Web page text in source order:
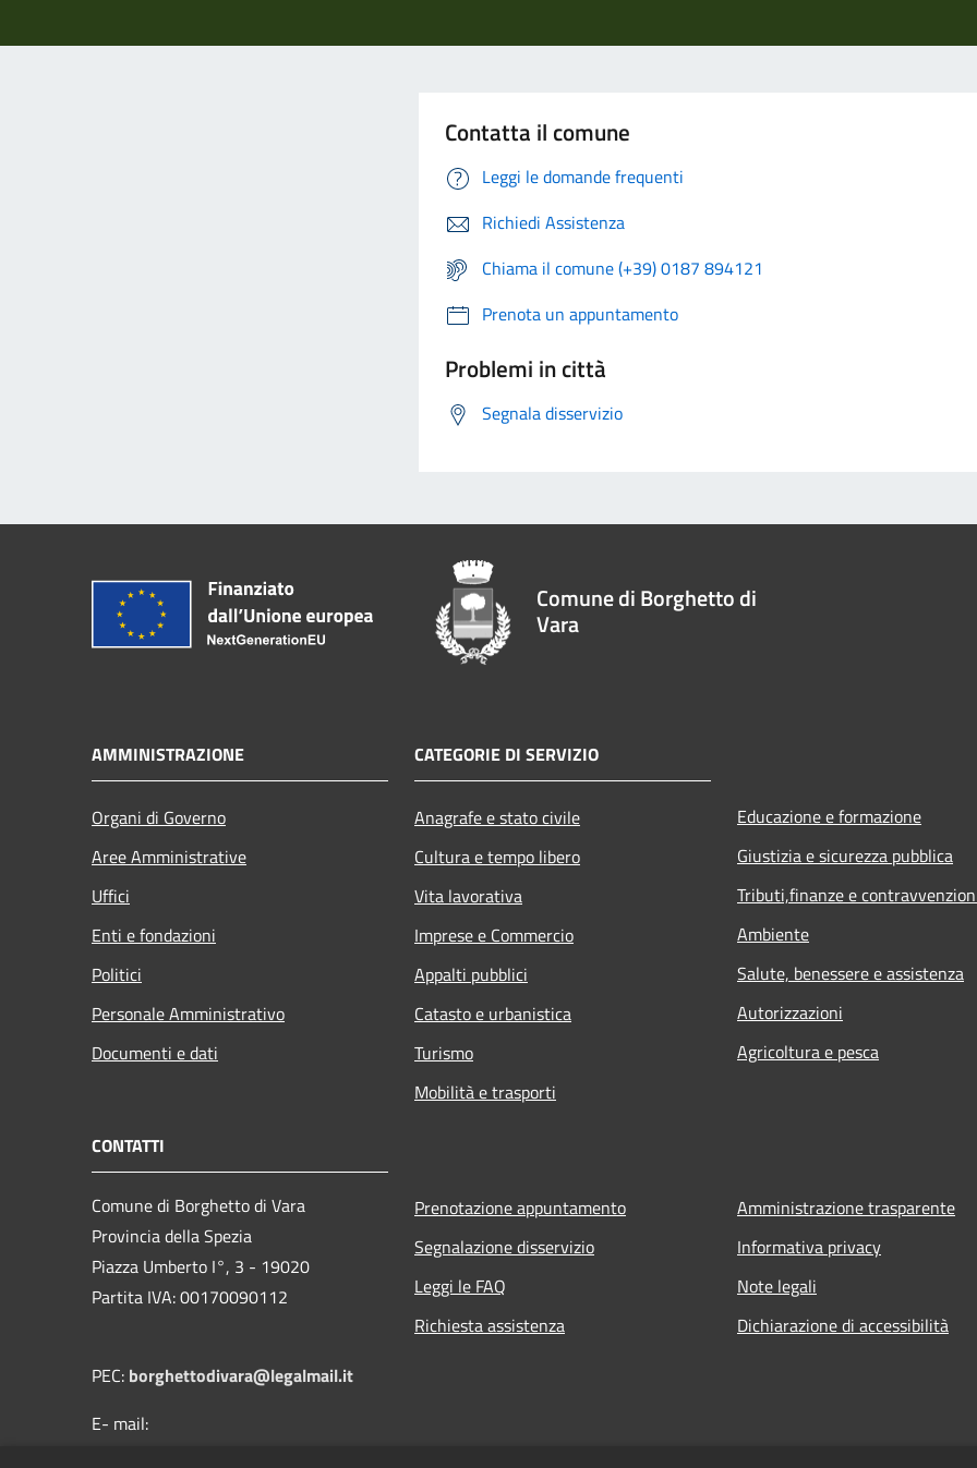
Contatta il comune
Leggi le domande frequenti
Richiedi Assistenza
Chiama il comune (+39) 0187 894121
Prenota un appuntamento
Problemi in città
Segnala disservizio
Comune di Borghetto di
Vara
AMMINISTRAZIONE
Organi di Governo
Aree Amministrative
Uffici
Enti e fondazioni
Politici
Personale Amministrativo
Documenti e dati
CATEGORIE DI SERVIZIO
Anagrafe e stato civile
Cultura e tempo libero
Vita lavorativa
Imprese e Commercio
Appalti pubblici
Catasto e urbanistica
Turismo
Mobilità e trasporti
Educazione e formazione
Giustizia e sicurezza pubblica
Tributi,finanze e
Ambiente
Salute, benessere e assistenza
Autorizzazioni
Agricoltura e pesca
CONTATTI
Comune di Borghetto di Vara
Provincia della Spezia
Piazza Umberto I°, 3 - 19020
Partita IVA: 00170090112
PEC: borghettodivara@legalmail.it
E- mail:
Prenotazione appuntamento
Segnalazione disservizio
Leggi le FAQ
Richiesta assistenza
Amministrazione trasparente
Informativa privacy
Note legali
Dichiarazione di accessibilità